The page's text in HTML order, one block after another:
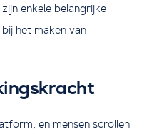
enkele belangrijke
het maken van
en mensen scrollen